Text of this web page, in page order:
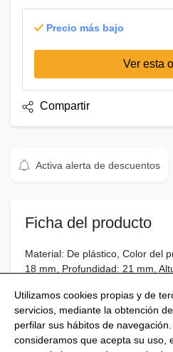
Precio más bajo
Ver esta
Compartir
Activa alerta de descuentos
Ficha del producto
Material: De plástico, Color del
18 mm, Profundidad: 21 mm,
Utilizamos cookies propias y de
servicios, mediante la obtención
perfilar sus hábitos de
consideramos que acepta su uso,